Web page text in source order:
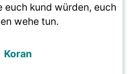
euch kund würden, euch
wehe tun.
Koran